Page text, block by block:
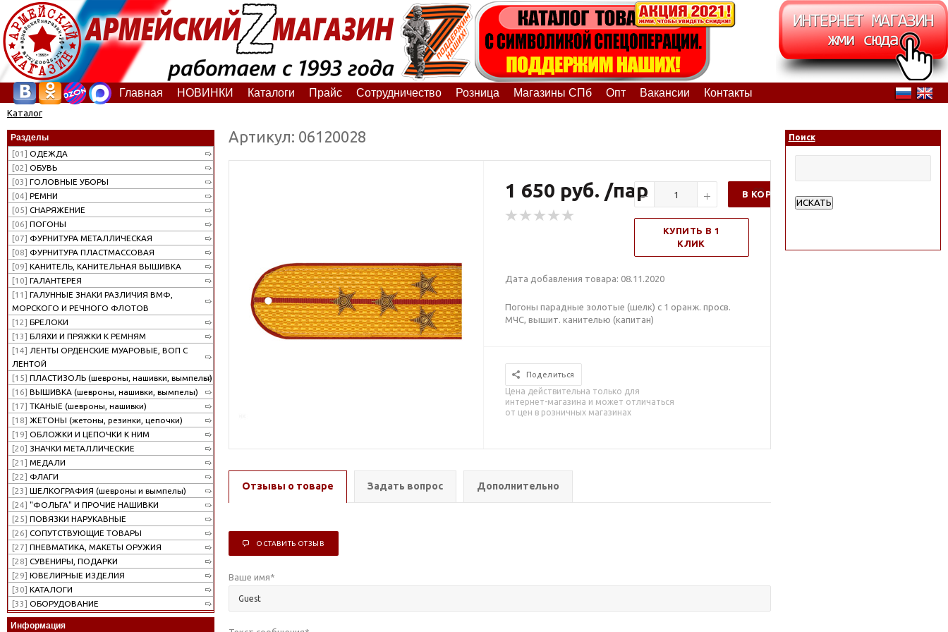
Главная НОВИНКИ Каталоги Прайс Сотрудничество Розница Магазины СПб Опт Вакансии Контакты
Каталог
Разделы
[01] ОДЕЖДА
[02] ОБУВЬ
[03] ГОЛОВНЫЕ УБОРЫ
[04] РЕМНИ
[05] СНАРЯЖЕНИЕ
[06] ПОГОНЫ
[07] ФУРНИТУРА МЕТАЛЛИЧЕСКАЯ
[08] ФУРНИТУРА ПЛАСТМАССОВАЯ
[09] КАНИТЕЛЬ, КАНИТЕЛЬНАЯ ВЫШИВКА
[10] ГАЛАНТЕРЕЯ
[11] ГАЛУННЫЕ ЗНАКИ РАЗЛИЧИЯ ВМФ,
МОРСКОГО И РЕЧНОГО ФЛОТОВ
[12] БРЕЛОКИ
[13] БЛЯХИ И ПРЯЖКИ К РЕМНЯМ
[14] ЛЕНТЫ ОРДЕНСКИЕ МУАРОВЫЕ, ВОП С
ЛЕНТОЙ
[15] ПЛАСТИЗОЛЬ (шевроны, нашивки, вымпелы)
[16] ВЫШИВКА (шевроны, нашивки, вымпелы)
[17] ТКАНЫЕ (шевроны, нашивки)
[18] ЖЕТОНЫ (жетоны, резинки, цепочки)
[19] ОБЛОЖКИ И ЦЕПОЧКИ К НИМ
[20] ЗНАЧКИ МЕТАЛЛИЧЕСКИЕ
[21] МЕДАЛИ
[22] ФЛАГИ
[23] ШЕЛКОГРАФИЯ (шевроны и вымпелы)
[24] "ФОЛЬГА" И ПРОЧИЕ НАШИВКИ
[25] ПОВЯЗКИ НАРУКАВНЫЕ
[26] СОПУТСТВУЮЩИЕ ТОВАРЫ
[27] ПНЕВМАТИКА, МАКЕТЫ ОРУЖИЯ
[28] СУВЕНИРЫ, ПОДАРКИ
[29] ЮВЕЛИРНЫЕ ИЗДЕЛИЯ
[30] КАТАЛОГИ
[33] ОБОРУДОВАНИЕ
Информация
Артикул: 06120028
1 650 руб. /пар В КОРЗИНУ
КУПИТЬ В 1
КЛИК
Дата добавления товара: 08.11.2020
Погоны парадные золотые (шелк) с 1 оранж. просв.
МЧС, вышит. канителью (капитан)
Поделиться
Цена действительна только для
интернет-магазина и может отличаться
от цен в розничных магазинах
Отзывы о товаре Задать вопрос Дополнительно
ОСТАВИТЬ ОТЗЫВ
Ваше имя*
Поиск
ИСКАТЬ